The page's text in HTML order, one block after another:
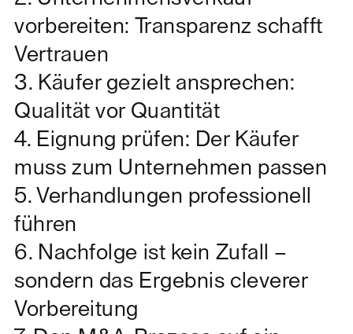
vorbereiten: Transparenz schafft
Vertrauen
3. Käufer gezielt ansprechen:
Qualität vor Quantität
4. Eignung prüfen: Der Käufer
muss zum Unternehmen passen
5. Verhandlungen professionell
führen
6. Nachfolge ist kein Zufall –
sondern das Ergebnis cleverer
Vorbereitung